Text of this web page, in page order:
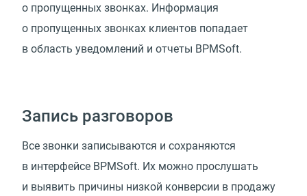
о пропущенных звонках. Информация
о пропущенных звонках клиентов попадает
в область уведомлений и отчеты BPMSoft.
Запись разговоров
Все звонки записываются и сохраняются
в интерфейсе BPMSoft. Их можно прослушать
и выявить причины низкой конверсии в продажу